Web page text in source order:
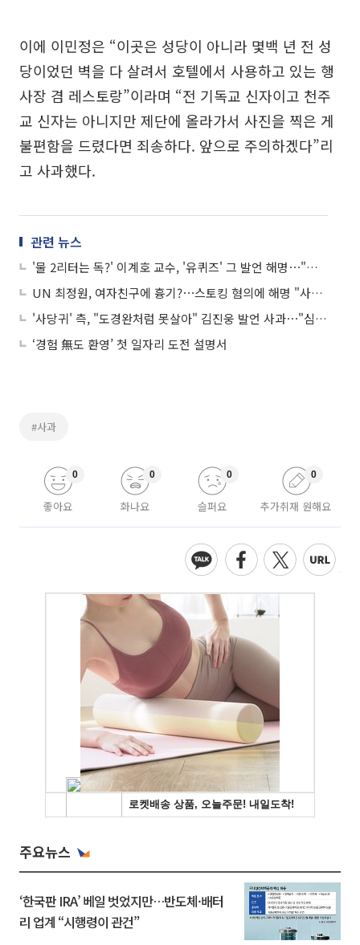
이에 이민정은 “이곳은 성당이 아니라 몇백 년 전 성
당이었던 벽을 다 살려서 호텔에서 사용하고 있는 행
사장 겸 레스토랑”이라며 “전 기독교 신자이고 천주
교 신자는 아니지만 제단에 올라가서 사진을 찍은 게
불편함을 드렸다면 죄송하다. 앞으로 주의하겠다”리
고 사과했다.
관련 뉴스
'물 2리터는 독?' 이계호 교수, '유퀴즈' 그 발언 해명⋯"적당히 먹자는 것"
UN 최정원, 여자친구에 흉기?⋯스토킹 혐의에 해명 "사소한 다툼, 일종의 해프닝"
'사당귀' 측, "도경완처럼 못살아" 김진웅 발언 사과⋯"심려끼쳐 죄송, 성숙한 방송 만들 것"
‘경험 無도 환영’ 첫 일자리 도전 설명서
#사과
좋아요
0
화나요
0
슬퍼요
0
추가취재 원해요
0
주요뉴스
‘한국판 IRA’ 베일 벗었지만…반도체·배터
리 업계 “시행령이 관건”